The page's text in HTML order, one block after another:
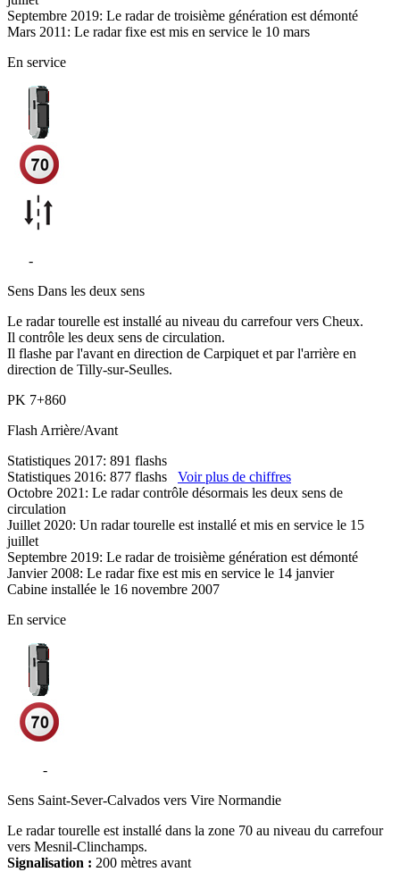
Septembre 2019: Le radar de troisième génération est démonté
Mars 2011: Le radar fixe est mis en service le 10 mars
En service
-
Sens Dans les deux sens
Le radar tourelle est installé au niveau du carrefour vers Cheux.
Il contrôle les deux sens de circulation.
Il flashe par l'avant en direction de Carpiquet et par l'arrière en
direction de Tilly-sur-Seulles.
PK 7+860
Flash Arrière/Avant
Statistiques 2017: 891 flashs
Statistiques 2016: 877 flashs Voir plus de chiffres
Octobre 2021: Le radar contrôle désormais les deux sens de
circulation
Juillet 2020: Un radar tourelle est installé et mis en service le 15
juillet
Septembre 2019: Le radar de troisième génération est démonté
Janvier 2008: Le radar fixe est mis en service le 14 janvier
Cabine installée le 16 novembre 2007
En service
-
Sens Saint-Sever-Calvados vers Vire Normandie
Le radar tourelle est installé dans la zone 70 au niveau du carrefour
vers Mesnil-Clinchamps.
Signalisation : 200 mètres avant